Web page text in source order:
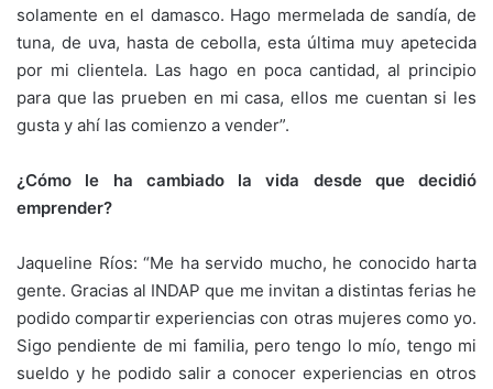
solamente en el damasco. Hago mermelada de sandía, de
tuna, de uva, hasta de cebolla, esta última muy apetecida
por mi clientela. Las hago en poca cantidad, al principio
para que las prueben en mi casa, ellos me cuentan si les
gusta y ahí las comienzo a vender”.
¿Cómo le ha cambiado la vida desde que decidió
emprender?
Jaqueline Ríos: “Me ha servido mucho, he conocido harta
gente. Gracias al INDAP que me invitan a distintas ferias he
podido compartir experiencias con otras mujeres como yo.
Sigo pendiente de mi familia, pero tengo lo mío, tengo mi
sueldo y he podido salir a conocer experiencias en otros